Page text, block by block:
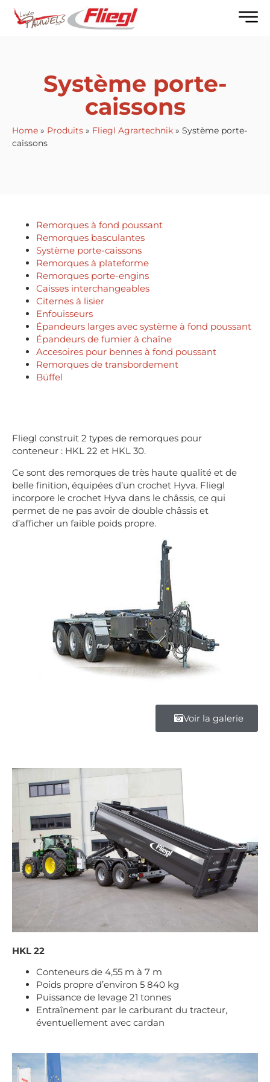
Système porte-
caissons
Home » Produits » Fliegl Agrartechnik » Système porte-
caissons
Remorques à fond poussant
Remorques basculantes
Système porte-caissons
Remorques à plateforme
Remorques porte-engins
Caisses interchangeables
Citernes à lisier
Enfouisseurs
Épandeurs larges avec système à fond poussant
Épandeurs de fumier à chaîne
Accesoires pour bennes à fond poussant
Remorques de transbordement
Büffel
Fliegl construit 2 types de remorques pour
conteneur : HKL 22 et HKL 30.
Ce sont des remorques de très haute qualité et de
belle finition, équipées d’un crochet Hyva. Fliegl
incorpore le crochet Hyva dans le châssis, ce qui
permet de ne pas avoir de double châssis et
d’afficher un faible poids propre.
Voir la galerie
HKL 22
Conteneurs de 4,55 m à 7 m
Poids propre d’environ 5 840 kg
Puissance de levage 21 tonnes
Entraînement par le carburant du tracteur,
éventuellement avec cardan